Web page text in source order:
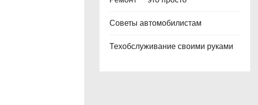
Советы автомобилистам
Техобслуживание своими руками